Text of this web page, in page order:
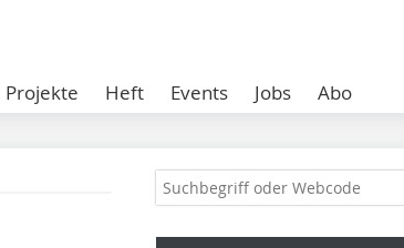
Projekte Heft Events Jobs Abo